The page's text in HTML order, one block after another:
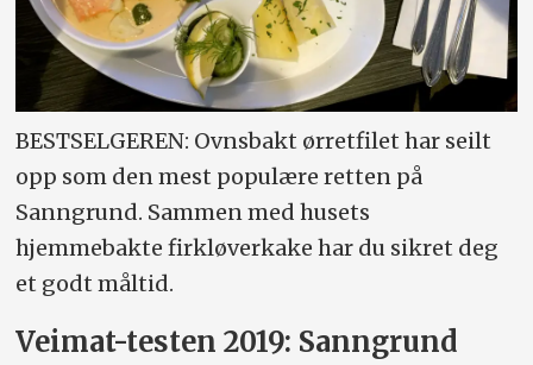
BESTSELGEREN: Ovnsbakt ørretfilet har seilt
opp som den mest populære retten på
Sanngrund. Sammen med husets
hjemmebakte firkløverkake har du sikret deg
et godt måltid.
Veimat-testen 2019: Sanngrund